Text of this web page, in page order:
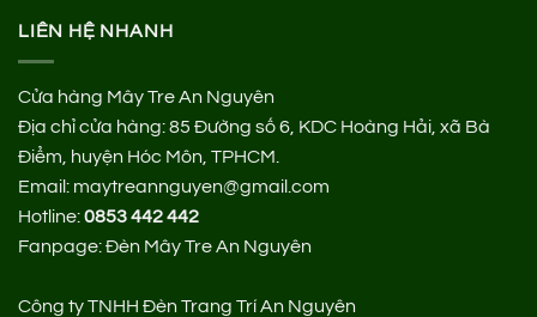
LIÊN HỆ NHANH
Cửa hàng Mây Tre An Nguyên
Địa chỉ cửa hàng:85 Đường số 6, KDC Hoàng Hải, xã Bà
Điểm, huyện Hóc Môn, TPHCM.
Email: maytreannguyen@gmail.com
Hotline:0853 442 442
Fanpage:Đèn Mây Tre An Nguyên
Công ty TNHH Đèn Trang Trí An Nguyên